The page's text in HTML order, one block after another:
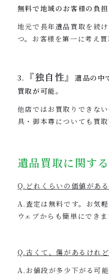
無料で地域のお客様の負
地元で長年遺品買取を続
つ。お客様を第一に考え買
3. 『独自性』遺品の中
買取が可能。
他店ではお買取りできな
具・御本尊についても買
遺品買取に関す
Q.どれくらいの価値がある
A.査定は無料です。お気
ウェブからも簡単にできま
Q.古くて、傷があるけれど
A.お値段が多少下がる可